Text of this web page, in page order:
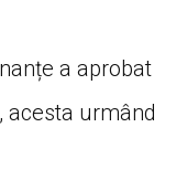
a aprobat
acesta urmând